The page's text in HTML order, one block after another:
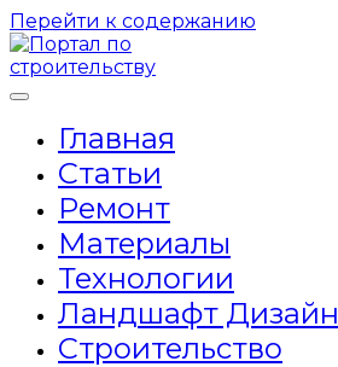
Перейти к содержанию
Главная
Статьи
Ремонт
Материалы
Технологии
Ландшафт Дизайн
Строительство